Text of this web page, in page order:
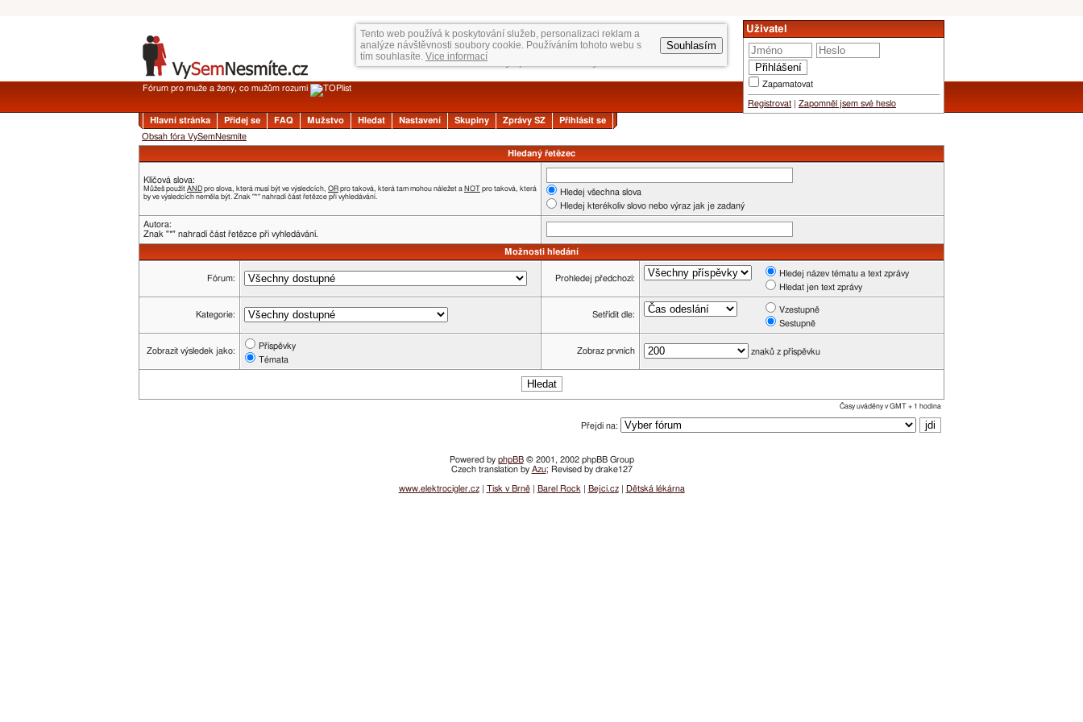
Tento web používá k poskytování služeb, personalizaci reklam a
analýze návštěvnosti soubory cookie. Používáním tohoto webu s
tím souhlasíte. Vice informací
Souhlasím
Uživatel
Zapamatovat
Registrovat Zapomněl jsem své heslo
Fórum pro muže a ženy, co mužům rozumí
Hlavní stránka Přidej se FAQ Mužstvo Hledat Nastavení Skupiny Zprávy SZ
Přihlásit se
Obsah fóra VySemNesmíte
Hledaný řetězec
Klíčová slova:
Můžeš použít AND pro slova, která musí být ve výsledcích, OR pro taková, která tam mohou náležet a NOT pro taková, která
by ve výsledcích neměla být. Znak "*" nahradí část řetězce při vyhledávání.
Hledej všechna slova
Hledej kterékoliv slovo nebo výraz jak je zadaný
Autora:
Znak "*" nahradí část řetězce při vyhledávání.
Možnosti hledání
Fórum: Prohledej předchozí:
Hledej název tématu a text zprávy
Hledat jen text zprávy
Kategorie: Setřídit dle:
Vzestupně
Sestupně
Zobrazit výsledek jako:
Příspěvky
Témata
Zobraz prvních znaků z příspěvku
Časy uváděny v GMT + 1 hodina
Přejdi na:
Powered by phpBB© 2001, 2002 phpBB Group
Czech translation by Azu; Revised by drake127
www.elektrocigler.cz| Tisk v Brně| Barel Rock Bejci.cz| Dětská lékárna